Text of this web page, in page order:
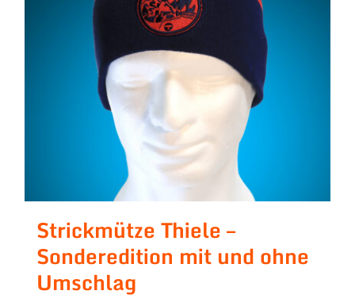
Strickmütze Thiele –
Sonderedition mit und ohne
Umschlag